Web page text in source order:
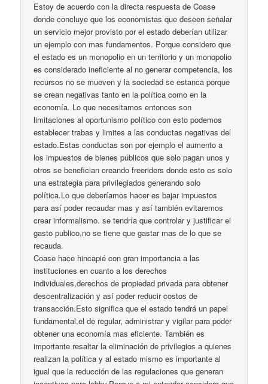
Estoy de acuerdo con la directa respuesta de Coase
donde concluye que los economistas que deseen señalar
un servicio mejor provisto por el estado deberían utilizar
un ejemplo con mas fundamentos. Porque considero que
el estado es un monopolio en un territorio y un monopolio
es considerado ineficiente al no generar competencia, los
recursos no se mueven y la sociedad se estanca porque
se crean negativas tanto en la política como en la
economía. Lo que necesitamos entonces son
limitaciones al oportunismo político con esto podemos
establecer trabas y limites a las conductas negativas del
estado.Estas conductas son por ejemplo el aumento a
los impuestos de bienes públicos que solo pagan unos y
otros se benefician creando freeriders donde esto es solo
una estrategia para privilegiados generando solo
política.Lo que deberíamos hacer es bajar impuestos
para así poder recaudar mas y así también evitaremos
crear informalismo. se tendría que controlar y justificar el
gasto publico,no se tiene que gastar mas de lo que se
recauda.
Coase hace hincapié con gran importancia a las
instituciones en cuanto a los derechos
individuales,derechos de propiedad privada para obtener
descentralización y así poder reducir costos de
transacción.Esto significa que el estado tendrá un papel
fundamental,el de regular, administrar y vigilar para poder
obtener una economía mas eficiente. También es
importante resaltar la eliminación de privilegios a quienes
realizan la política y al estado mismo es importante al
igual que la reducción de las regulaciones que generan